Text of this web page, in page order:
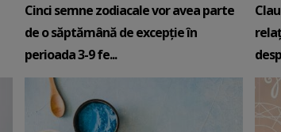
Cinci semne zodiacale vor avea parte
de o săptămână de excepție în
perioada 3-9 fe...